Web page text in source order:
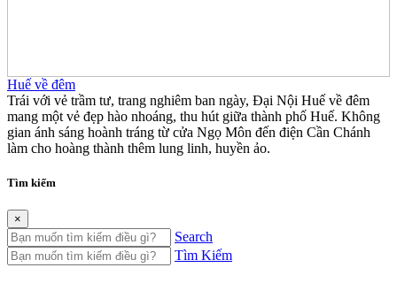
Huế về đêm
Trái với vẻ trầm tư, trang nghiêm ban ngày, Đại Nội Huế về đêm
mang một vẻ đẹp hào nhoáng, thu hút giữa thành phố Huế. Không
gian ánh sáng hoành tráng từ cửa Ngọ Môn đến điện Cần Chánh
làm cho hoàng thành thêm lung linh, huyền ảo.
Tìm kiếm
×
Search
Tìm Kiếm